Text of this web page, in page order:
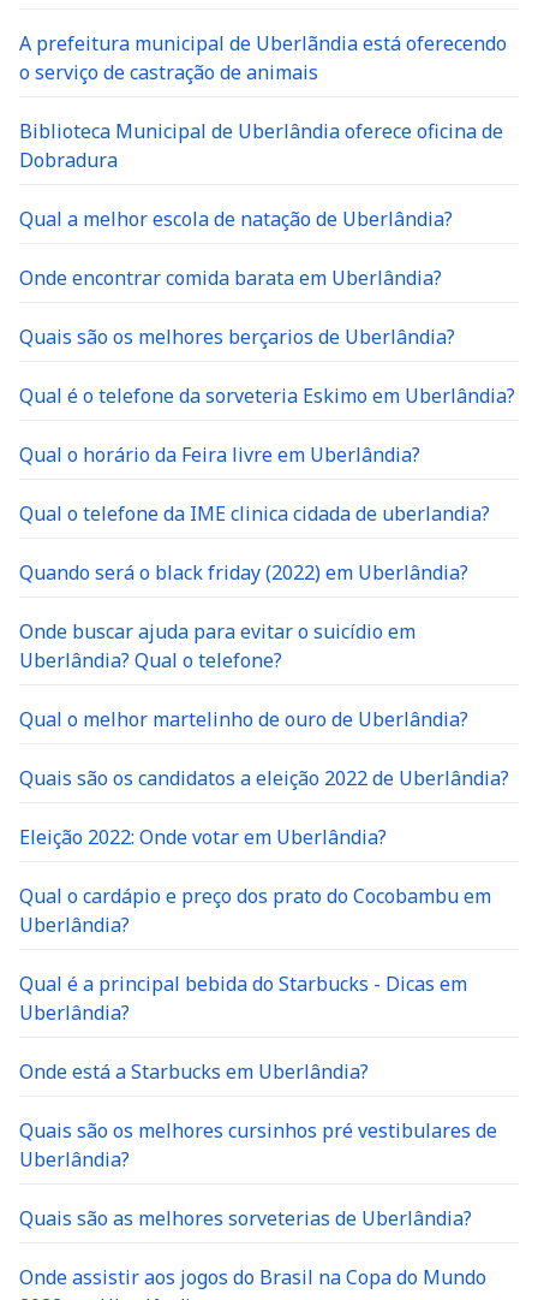
A prefeitura municipal de Uberlãndia está oferecendo
o serviço de castração de animais
Biblioteca Municipal de Uberlândia oferece oficina de
Dobradura
Qual a melhor escola de natação de Uberlândia?
Onde encontrar comida barata em Uberlândia?
Quais são os melhores berçarios de Uberlândia?
Qual é o telefone da sorveteria Eskimo em Uberlândia?
Qual o horário da Feira livre em Uberlândia?
Qual o telefone da IME clinica cidada de uberlandia?
Quando será o black friday (2022) em Uberlândia?
Onde buscar ajuda para evitar o suicídio em
Uberlândia? Qual o telefone?
Qual o melhor martelinho de ouro de Uberlândia?
Quais são os candidatos a eleição 2022 de Uberlândia?
Eleição 2022: Onde votar em Uberlândia?
Qual o cardápio e preço dos prato do Cocobambu em
Uberlândia?
Qual é a principal bebida do Starbucks - Dicas em
Uberlândia?
Onde está a Starbucks em Uberlândia?
Quais são os melhores cursinhos pré vestibulares de
Uberlândia?
Quais são as melhores sorveterias de Uberlândia?
Onde assistir aos jogos do Brasil na Copa do Mundo